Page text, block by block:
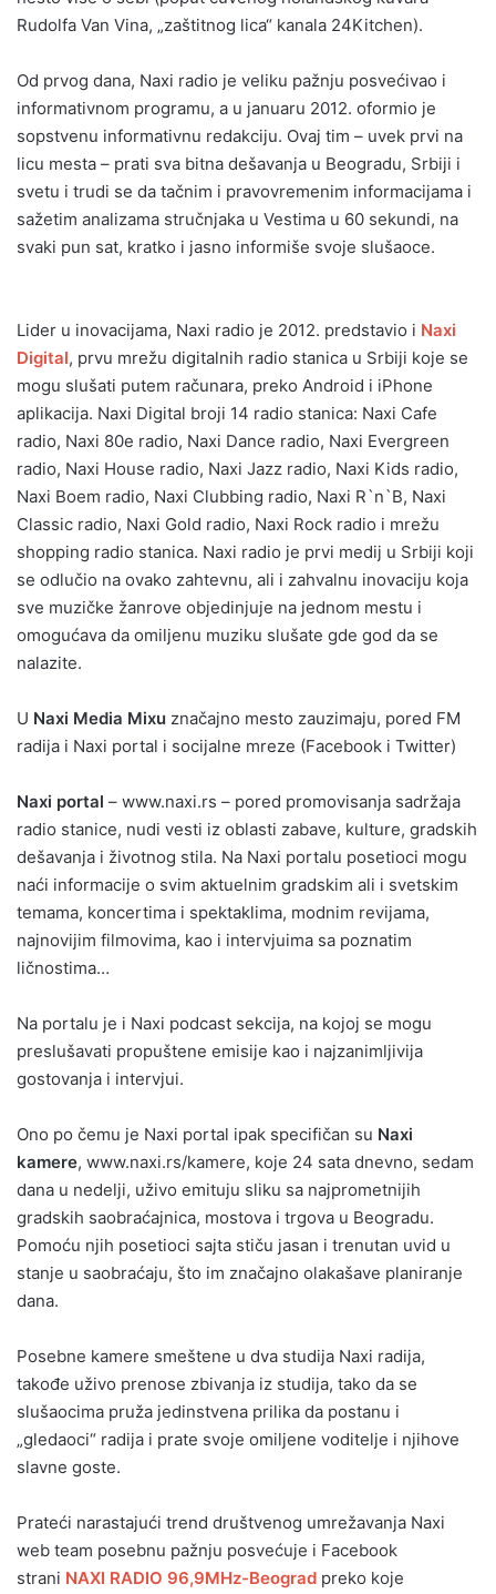
Rudolfa Van Vina, „zaštitnog lica“ kanala 24Kitchen).
Od prvog dana, Naxi radio je veliku pažnju posvećivao i
informativnom programu, a u januaru 2012. oformio je
sopstvenu informativnu redakciju. Ovaj tim – uvek prvi na
licu mesta – prati sva bitna dešavanja u Beogradu, Srbiji i
svetu i trudi se da tačnim i pravovremenim informacijama i
sažetim analizama stručnjaka u Vestima u 60 sekundi, na
svaki pun sat, kratko i jasno informiše svoje slušaoce.
Lider u inovacijama, Naxi radio je 2012. predstavio i Naxi
Digital, prvu mrežu digitalnih radio stanica u Srbiji koje se
mogu slušati putem računara, preko Android i iPhone
aplikacija. Naxi Digital broji 14 radio stanica: Naxi Cafe
radio, Naxi 80e radio, Naxi Dance radio, Naxi Evergreen
radio, Naxi House radio, Naxi Jazz radio, Naxi Kids radio,
Naxi Boem radio, Naxi Clubbing radio, Naxi R`n`B, Naxi
Classic radio, Naxi Gold radio, Naxi Rock radio i mrežu
shopping radio stanica. Naxi radio je prvi medij u Srbiji koji
se odlučio na ovako zahtevnu, ali i zahvalnu inovaciju koja
sve muzičke žanrove objedinjuje na jednom mestu i
omogućava da omiljenu muziku slušate gde god da se
nalazite.
U Naxi Media Mixu značajno mesto zauzimaju, pored FM
radija i Naxi portal i socijalne mreze (Facebook i Twitter)
Naxi portal – www.naxi.rs – pored promovisanja sadržaja
radio stanice, nudi vesti iz oblasti zabave, kulture, gradskih
dešavanja i životnog stila. Na Naxi portalu posetioci mogu
naći informacije o svim aktuelnim gradskim ali i svetskim
temama, koncertima i spektaklima, modnim revijama,
najnovijim filmovima, kao i intervjuima sa poznatim
ličnostima…
Na portalu je i Naxi podcast sekcija, na kojoj se mogu
preslušavati propuštene emisije kao i najzanimljivija
gostovanja i intervjui.
Ono po čemu je Naxi portal ipak specifičan su Naxi
kamere, www.naxi.rs/kamere, koje 24 sata dnevno, sedam
dana u nedelji, uživo emituju sliku sa najprometnijih
gradskih saobraćajnica, mostova i trgova u Beogradu.
Pomoću njih posetioci sajta stiču jasan i trenutan uvid u
stanje u saobraćaju, što im značajno olakašave planiranje
dana.
Posebne kamere smeštene u dva studija Naxi radija,
takođe uživo prenose zbivanja iz studija, tako da se
slušaocima pruža jedinstvena prilika da postanu i
„gledaoci“ radija i prate svoje omiljene voditelje i njihove
slavne goste.
Prateći narastajući trend društvenog umrežavanja Naxi
web team posebnu pažnju posvećuje i Facebook
strani NAXI RADIO 96,9MHz-Beograd preko koje